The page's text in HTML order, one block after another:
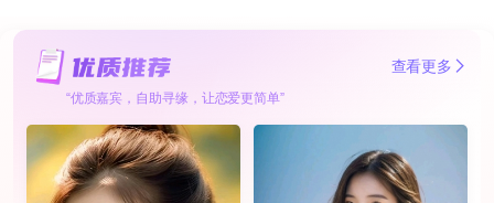
查看更多
“优质嘉宾，自助寻缘，让恋爱更简单”